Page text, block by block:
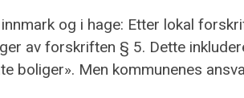
og i hage: Etter lokal
av forskriften § 5. Dette
boliger». Men kommunenes